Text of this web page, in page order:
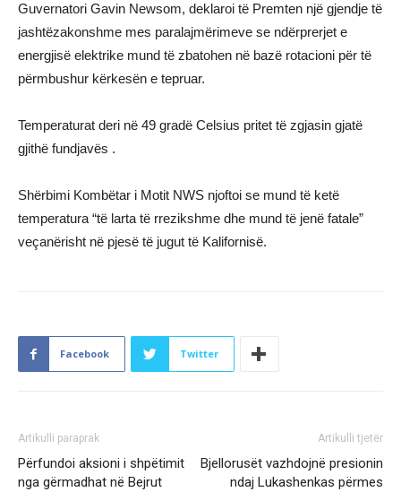
Guvernatori Gavin Newsom, deklaroi të Premten një gjendje të
jashtëzakonshme mes paralajmërimeve se ndërprerjet e
energjisë elektrike mund të zbatohen në bazë rotacioni për të
përmbushur kërkesën e tepruar.
Temperaturat deri në 49 gradë Celsius pritet të zgjasin gjatë
gjithë fundjavës .
Shërbimi Kombëtar i Motit NWS njoftoi se mund të ketë
temperatura “të larta të rrezikshme dhe mund të jenë fatale”
veçanërisht në pjesë të jugut të Kalifornisë.
Facebook Twitter
Artikulli paraprak
Përfundoi aksioni i shpëtimit
nga gërmadhat në Bejrut
Artikulli tjetër
Bjellorusët vazhdojnë presionin
ndaj Lukashenkas përmes